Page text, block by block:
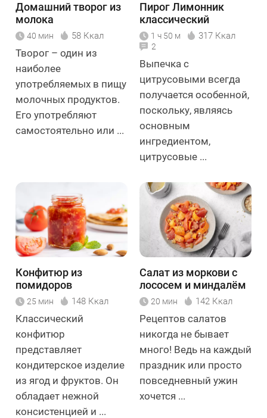
Домашний творог из
молока
40 мин 58 Ккал
Творог – один из
наиболее
употребляемых в пищу
молочных продуктов.
Его употребляют
самостоятельно или ...
Пирог Лимонник
классический
1 ч 50 м 317 Ккал
2
Выпечка с
цитрусовыми всегда
получается особенной,
поскольку, являясь
основным
ингредиентом,
цитрусовые ...
Конфитюр из
помидоров
25 мин 148 Ккал
Классический
конфитюр
представляет
кондитерское изделие
из ягод и фруктов. Он
обладает нежной
консистенцией и ...
Салат из моркови с
лососем и миндалём
20 мин 142 Ккал
Рецептов салатов
никогда не бывает
много! Ведь на каждый
праздник или просто
повседневный ужин
хочется ...